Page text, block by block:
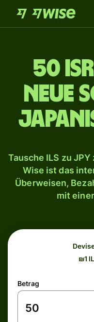
50
Neue
Tausche ILS zu
Wise ist das
Überweisen,
mit
₪1
Betrag